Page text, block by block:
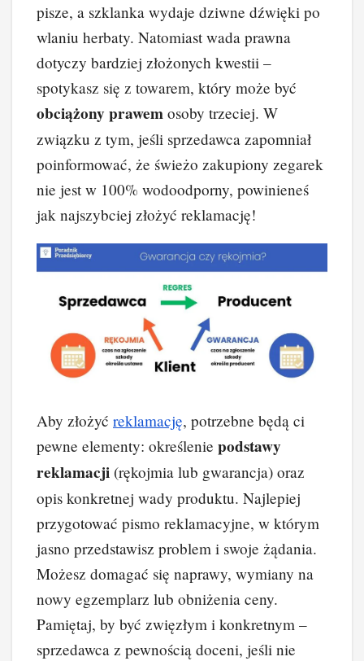
pisze, a szklanka wydaje dziwne dźwięki po
wlaniu herbaty. Natomiast wada prawna
dotyczy bardziej złożonych kwestii –
spotykasz się z towarem, który może być
obciążony prawem osoby trzeciej. W
związku z tym, jeśli sprzedawca zapomniał
poinformować, że świeżo zakupiony zegarek
nie jest w 100% wodoodporny, powinieneś
jak najszybciej złożyć reklamację!
Aby złożyć reklamację, potrzebne będą ci
pewne elementy: określenie podstawy
reklamacji (rękojmia lub gwarancja) oraz
opis konkretnej wady produktu. Najlepiej
przygotować pismo reklamacyjne, w którym
jasno przedstawisz problem i swoje żądania.
Możesz domagać się naprawy, wymiany na
nowy egzemplarz lub obniżenia ceny.
Pamiętaj, by być zwięzłym i konkretnym –
sprzedawca z pewnością doceni, jeśli nie